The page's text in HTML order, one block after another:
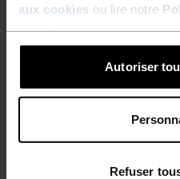
aux cookies ou lire notre
Autoriser
Refuser